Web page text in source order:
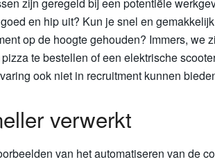
zijn geregeld bij een potentiële
en hip uit? Kun je snel en
op de hoogte gehouden? Immers, we
te bestellen of een elektrische
ook niet in recruitment kunnen
verwerkt
van het automatiseren van de